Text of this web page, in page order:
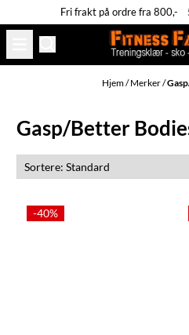
Hopp til innholdFri frakt på ordre fra 800,-
Hjem/Merker/
Gasp/Better
-40%